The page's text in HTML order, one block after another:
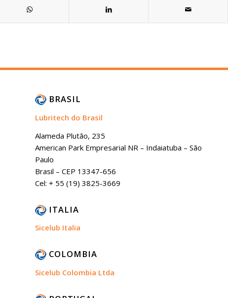
BRASIL
Lubritech do Brasil
Alameda Plutão, 235
American Park Empresarial NR – Indaiatuba – São
Paulo
Brasil – CEP 13347-656
Cel: + 55 (19) 3825-3669
ITALIA
Sicelub Italia
COLOMBIA
Sicelub Colombia Ltda